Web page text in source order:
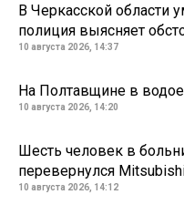
В Черкасской области
полиция выясняет
10 августа 2026, 14:37
На Полтавщине в
10 августа 2026, 14:20
Шесть человек в
перевернулся
10 августа 2026, 14:12